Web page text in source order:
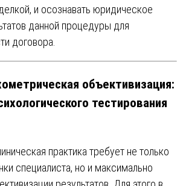
и осознавать юридическое
данной процедуры для
договора.
объективизация:
тестирования
практика требует не только
специалиста, но и максимально